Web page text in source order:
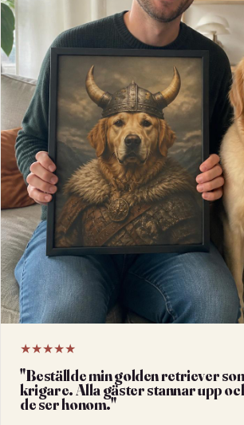
★★★★★
"Beställde min golden retriever
krigare. Alla gäster stannar upp
de ser honom."